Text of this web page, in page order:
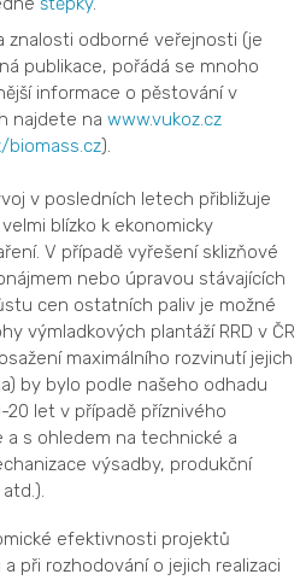
znalosti odborné veřejnosti (je
publikace, pořádá se mnoho
informace o pěstování v
najdete nawww.vukoz.cz
biomass.cz).
v posledních letech přibližuje
blízko k ekonomicky
V případě vyřešení sklizňové
nebo úpravou stávajících
cen ostatních paliv je možné
výmladkových plantáží RRD v ČR
maximálního rozvinutí jejich
by bylo podle našeho odhadu
20 let v případě příznivého
a s ohledem na technické a
výsadby, produkční
efektivnosti projektů
a při rozhodování o jejich realizaci